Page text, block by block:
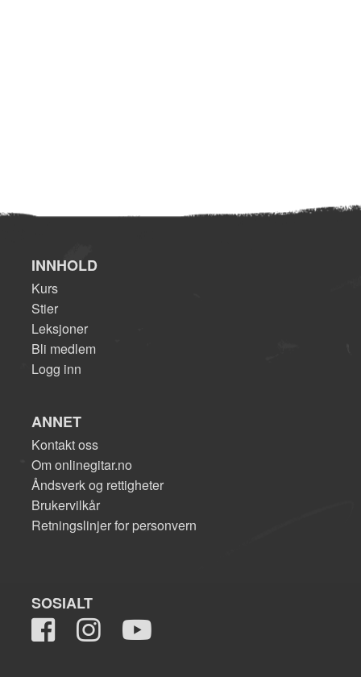
INNHOLD
Kurs
Stier
Leksjoner
Bli medlem
Logg inn
ANNET
Kontakt oss
Om onlinegitar.no
Åndsverk og rettigheter
Brukervilkår
Retningslinjer for personvern
SOSIALT